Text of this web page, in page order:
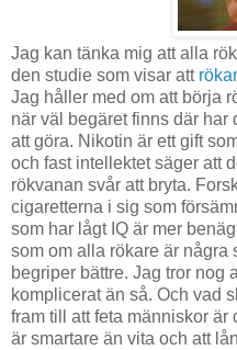
Jag kan tänka mig att alla
den studie som visar att
Jag håller med om att börja
när väl begäret finns där
att göra. Nikotin är ett gift
och fast intellektet säger att
rökvanan svår att bryta.
cigaretterna i sig som
som har lågt IQ är mer
som om alla rökare är
begriper bättre. Jag tror nog
komplicerat än så. Och vad
fram till att feta människor är
är smartare än vita och att